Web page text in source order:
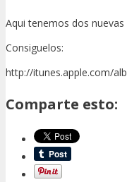
Aqui tenemos dos
Consiguelos:
http://itunes.apple.com/
Comparte esto: